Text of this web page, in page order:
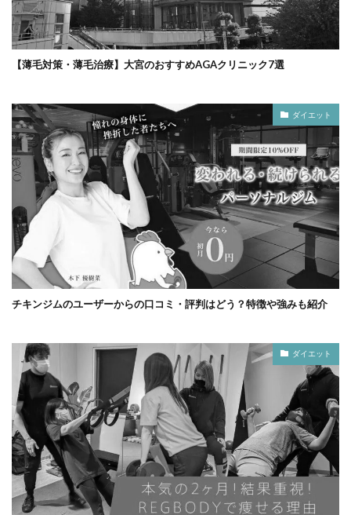
【薄毛対策・薄毛治療】大宮のおすすめAGAクリニック7選
ダイエット
チキンジムのユーザーからの口コミ・評判はどう？特徴や強みも紹介
ダイエット